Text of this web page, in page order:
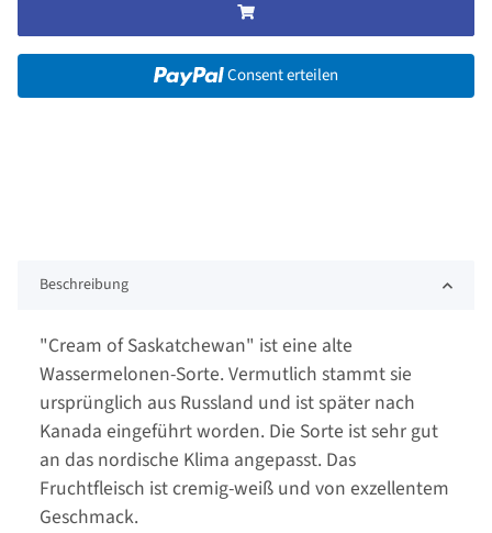
Consent erteilen
Beschreibung
"Cream of Saskatchewan" ist eine alte
Wassermelonen-Sorte. Vermutlich stammt sie
ursprünglich aus Russland und ist später nach
Kanada eingeführt worden. Die Sorte ist sehr gut
an das nordische Klima angepasst. Das
Fruchtfleisch ist cremig-weiß und von exzellentem
Geschmack.